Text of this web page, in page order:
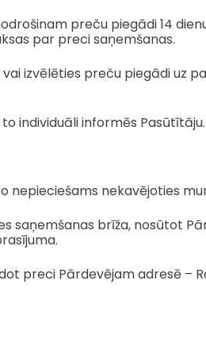
preču piegādi 14
par preci saņemšanas.
izvēlēties preču piegādi uz
individuāli informēs Pasūtītāju.
nepieciešams nekavējoties
saņemšanas brīža, nosūtot
Pārdevējam adresē –